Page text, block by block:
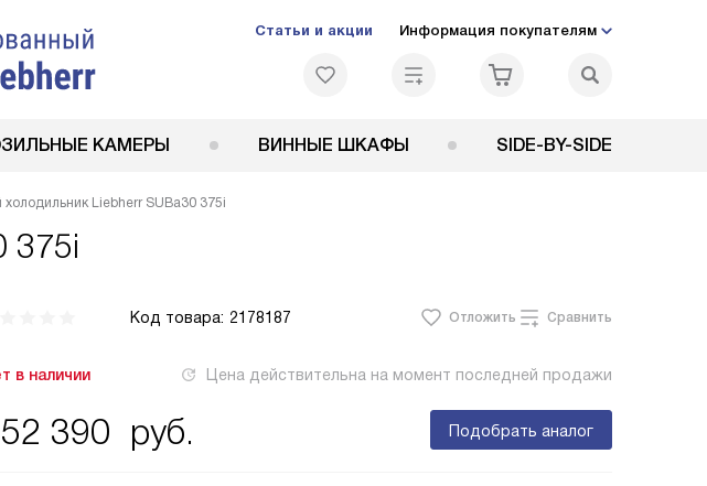
Статьи и акции Информация покупателям
КАМЕРЫ ВИННЫЕ ШКАФЫ SIDE-BY-SIDE
Liebherr SUBa30 375i
375i
Код товара: 2178187 Отложить Сравнить
в наличии Цена действительна на момент последней продажи
390 руб. Подобрать аналог